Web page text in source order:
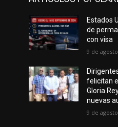
Estados
de
con visa
9 de
felicitan
Gloria
nuevas
9 de